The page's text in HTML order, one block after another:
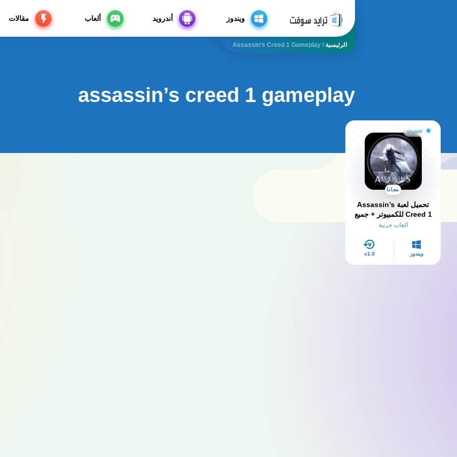
ويندوز أندرويد ألعاب مقالات
الرئيسية /
Assassin’s Creed 1 Gameplay
assassin’s creed 1 gameplay
تحديث
مجانا
تحميل لعبة Assassin’s
Creed 1 للكمبيوتر​ + جميع
الاصدارات
العاب حربية
ويندوز v1.0